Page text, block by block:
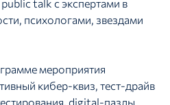
talk с экспертами в
психологами, звездами
мероприятия
кибер-квиз, тест-драйв
digital-пазлы